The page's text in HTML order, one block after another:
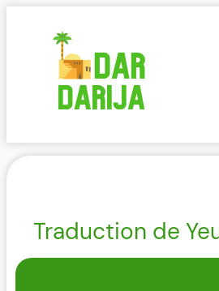
Traduction de